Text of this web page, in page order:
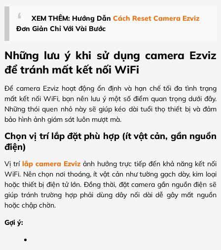
XEM THÊM: Hướng Dẫn Cách Reset Camera Ezviz
Đơn Giản Chỉ Với Vài Bước
Những lưu ý khi sử dụng camera Ezviz
để tránh mất kết nối WiFi
Để camera Ezviz hoạt động ổn định và hạn chế tối đa tình trạng
mất kết nối WiFi, bạn nên lưu ý một số điểm quan trọng dưới đây.
Những thói quen nhỏ này sẽ giúp kéo dài tuổi thọ thiết bị và đảm
bảo hình ảnh giám sát luôn mượt mà.
Chọn vị trí lắp đặt phù hợp (ít vật cản, gần nguồn
điện)
Vị trí lắp camera Ezviz ảnh hưởng trực tiếp đến khả năng kết nối
WiFi. Nên chọn nơi thoáng, ít vật cản như tường gạch dày, kim loại
hoặc thiết bị điện tử lớn. Đồng thời, đặt camera gần nguồn điện sẽ
giúp tránh trường hợp phải dùng dây nối dài dễ gây mất nguồn
hoặc chập chờn.
Gợi ý: